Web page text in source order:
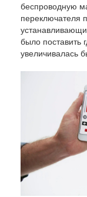
беспроводную
переключателя
было поставить
увеличивалась